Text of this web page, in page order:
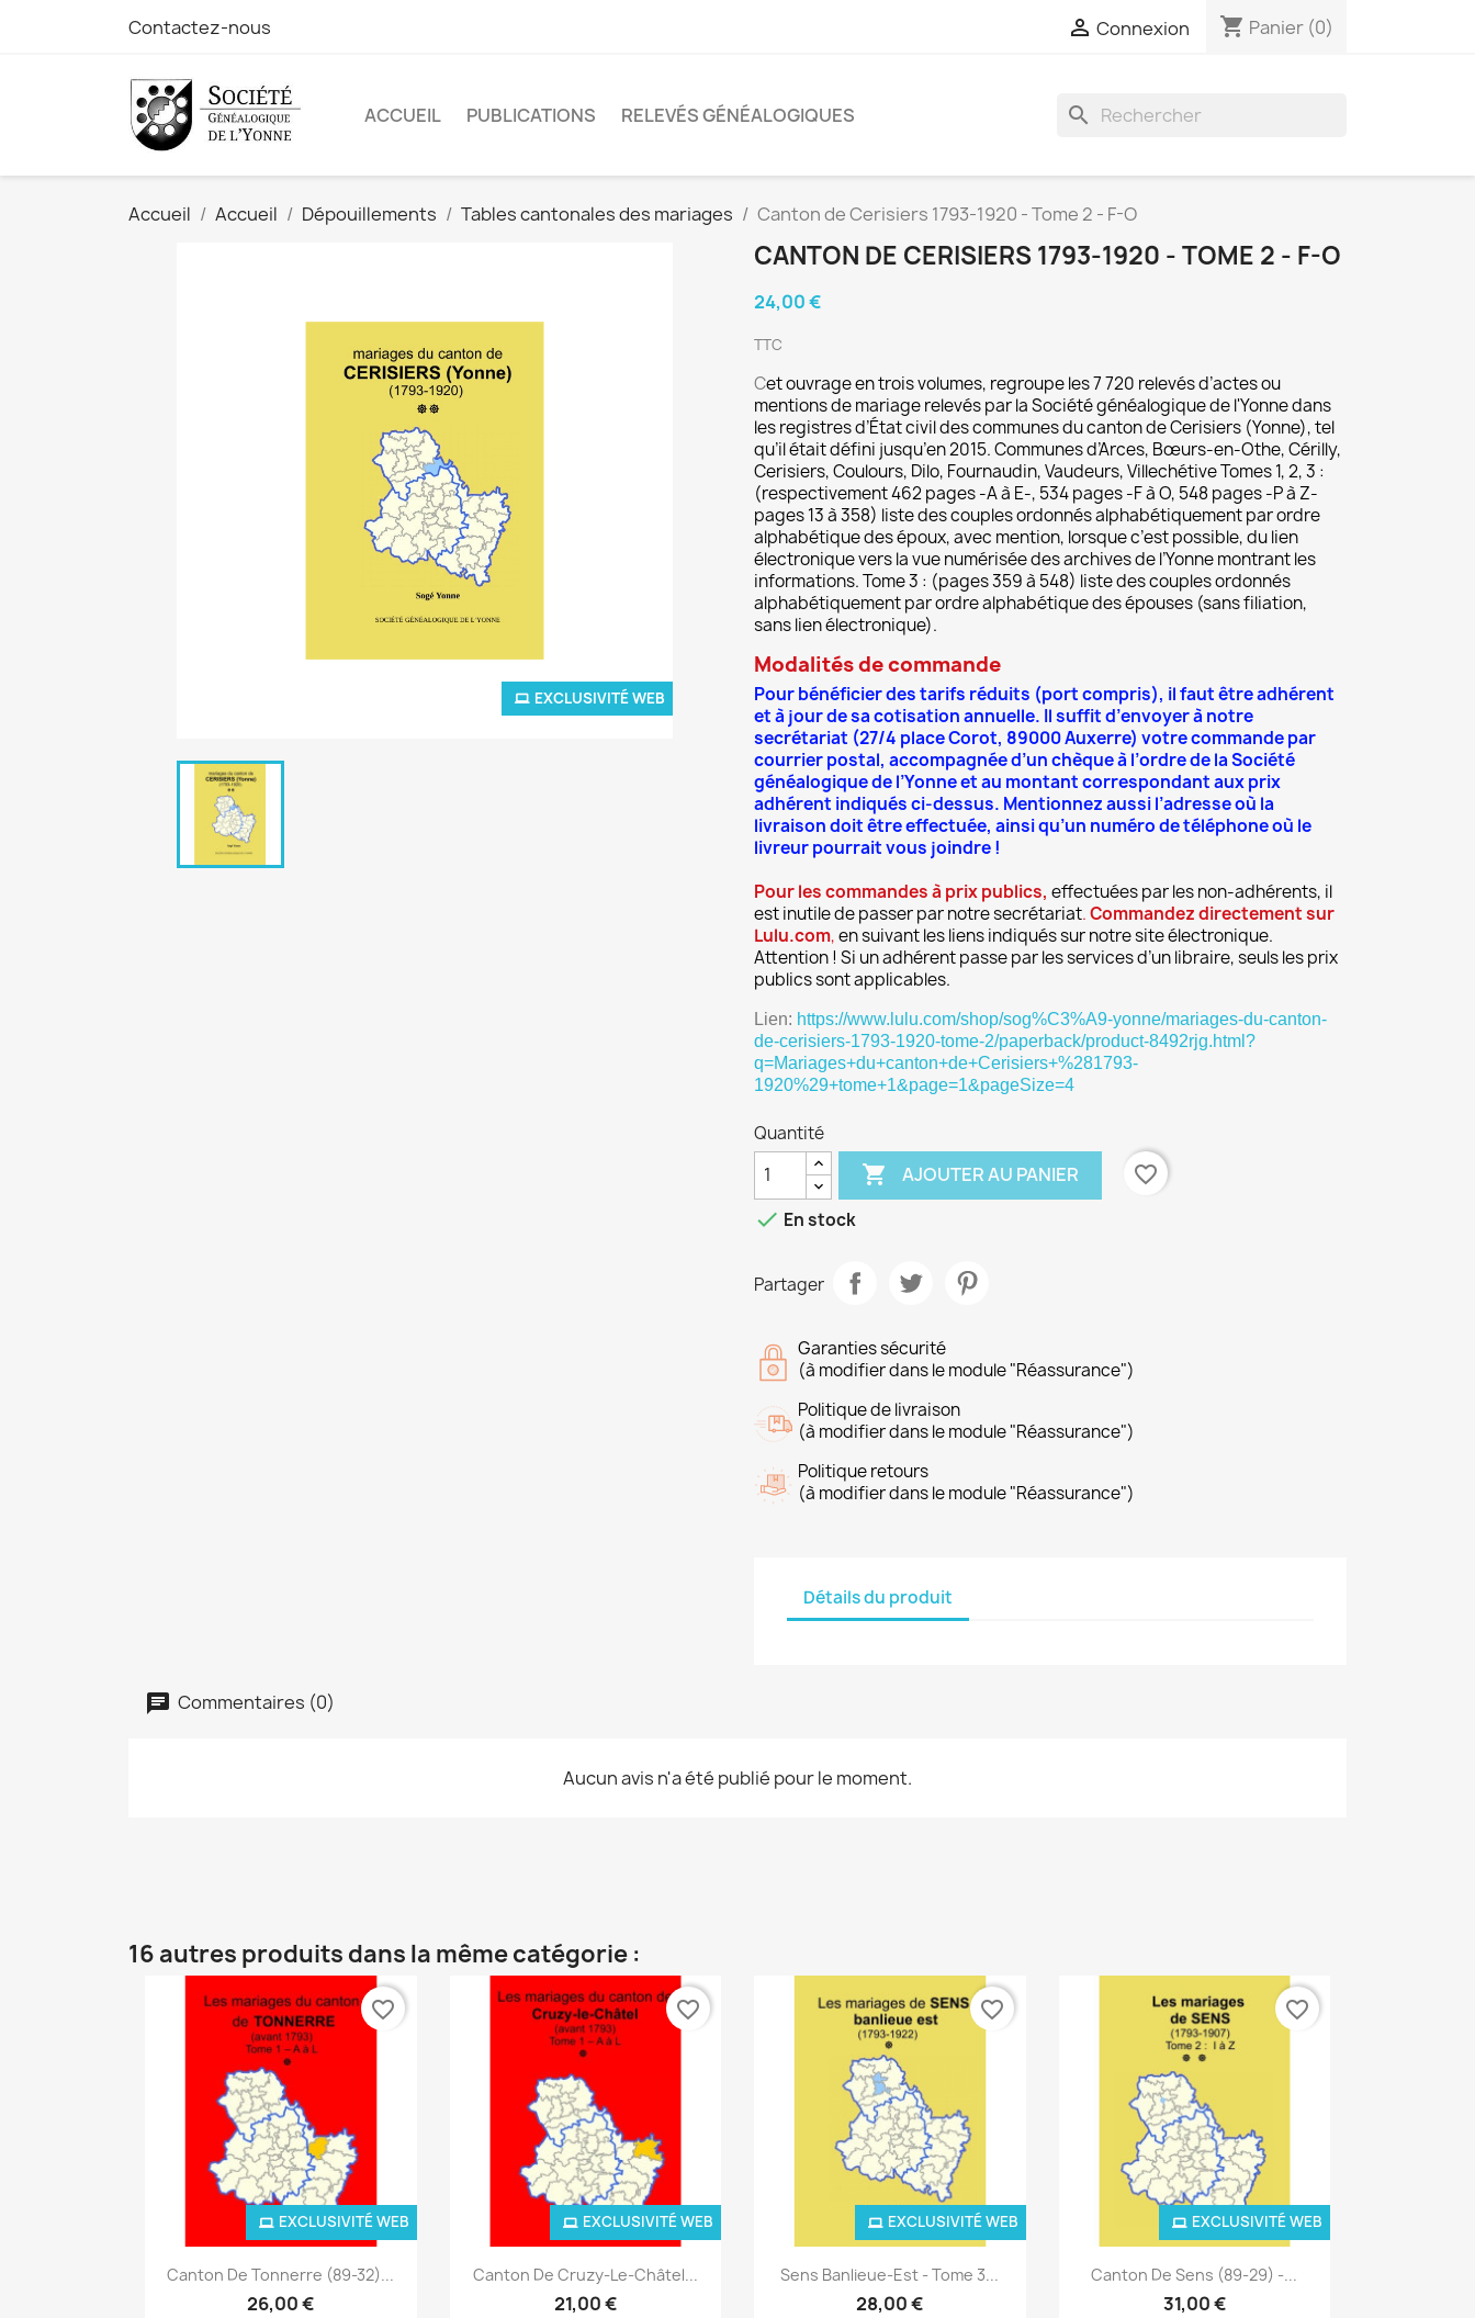
Contactez-nous  Connexion shopping_cart Panier (0)
ACCUEIL PUBLICATIONS RELEVÉS GÉNÉALOGIQUES search
Accueil Accueil Dépouillements Tables cantonales des mariages Canton de Cerisiers 1793-1920 - Tome 2 - F-O
EXCLUSIVITÉ WEB
CANTON DE CERISIERS 1793-1920 - TOME 2 - F-O
24,00 €
TTC
Cet ouvrage en trois volumes, regroupe les 7 720 relevés d’actes ou
mentions de mariage relevés par la Société généalogique de l'Yonne dans
les registres d’État civil des communes du canton de Cerisiers (Yonne), tel
qu’il était défini jusqu’en 2015. Communes d’Arces, Bœurs-en-Othe, Cérilly,
Cerisiers, Coulours, Dilo, Fournaudin, Vaudeurs, Villechétive Tomes 1, 2, 3 :
(respectivement 462 pages -A à E-, 534 pages -F à O, 548 pages -P à Z-
pages 13 à 358) liste des couples ordonnés alphabétiquement par ordre
alphabétique des époux, avec mention, lorsque c’est possible, du lien
électronique vers la vue numérisée des archives de l’Yonne montrant les
informations. Tome 3 : (pages 359 à 548) liste des couples ordonnés
alphabétiquement par ordre alphabétique des épouses (sans filiation,
sans lien électronique).
Modalités de commande
Pour bénéficier des tarifs réduits (port compris), il faut être adhérent
et à jour de sa cotisation annuelle. Il suffit d’envoyer à notre
secrétariat (27/4 place Corot, 89000 Auxerre) votre commande par
courrier postal, accompagnée d’un chèque à l’ordre de la Société
généalogique de l’Yonne et au montant correspondant aux prix
adhérent indiqués ci-dessus. Mentionnez aussi l’adresse où la
livraison doit être effectuée, ainsi qu’un numéro de téléphone où le
livreur pourrait vous joindre !
Pour les commandes à prix publics, effectuées par les non-adhérents, il
est inutile de passer par notre secrétariat.Commandez directement sur
Lulu.com,en suivant les liens indiqués sur notre site électronique.
Attention ! Si un adhérent passe par les services d’un libraire, seuls les prix
publics sont applicables.
Lien: https://www.lulu.com/shop/sog%C3%A9-yonne/mariages-du-canton-
de-cerisiers-1793-1920-tome-2/paperback/product-8492rjg.html?
q=Mariages+du+canton+de+Cerisiers+%281793-
1920%29+tome+1&page=1&pageSize=4
Quantité
 AJOUTER AU PANIER
favorite_border
 En stock
Partager
Garanties sécurité
(à modifier dans le module "Réassurance")
Politique de livraison
(à modifier dans le module "Réassurance")
Politique retours
(à modifier dans le module "Réassurance")
Détails du produit
Commentaires (0)
Aucun avis n'a été publié pour le moment.
16 autres produits dans la même catégorie :
Aperçu rapide
Canton De Tonnerre (89-32)...
26,00 €
EXCLUSIVITÉ WEB
favorite_border
Aperçu rapide
Canton De Cruzy-Le-Châtel...
21,00 €
EXCLUSIVITÉ WEB
favorite_border
Aperçu rapide
Sens Banlieue-Est - Tome 3...
28,00 €
EXCLUSIVITÉ WEB
favorite_border
Aperçu rapide
Canton De Sens (89-29) -...
31,00 €
EXCLUSIVITÉ WEB
favorite_border